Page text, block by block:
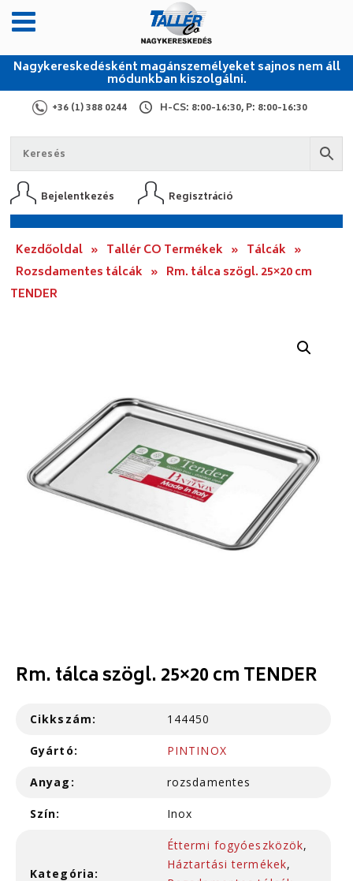
Nagykereskedésként magánszemélyeket sajnos nem áll
módunkban kiszolgálni.
+36 (1) 388 0244 H-CS: 8:00-16:30, P: 8:00-16:30
Bejelentkezés Regisztráció
Kezdőoldal » Tallér CO Termékek » Tálcák »
Rozsdamentes tálcák » Rm. tálca szögl. 25×20 cm
TENDER
Rm. tálca szögl. 25×20 cm TENDER
Cikkszám: 144450
Gyártó: PINTINOX
Anyag: rozsdamentes
Szín: Inox
Kategória:
Éttermi fogyóeszközök,
Háztartási termékek,